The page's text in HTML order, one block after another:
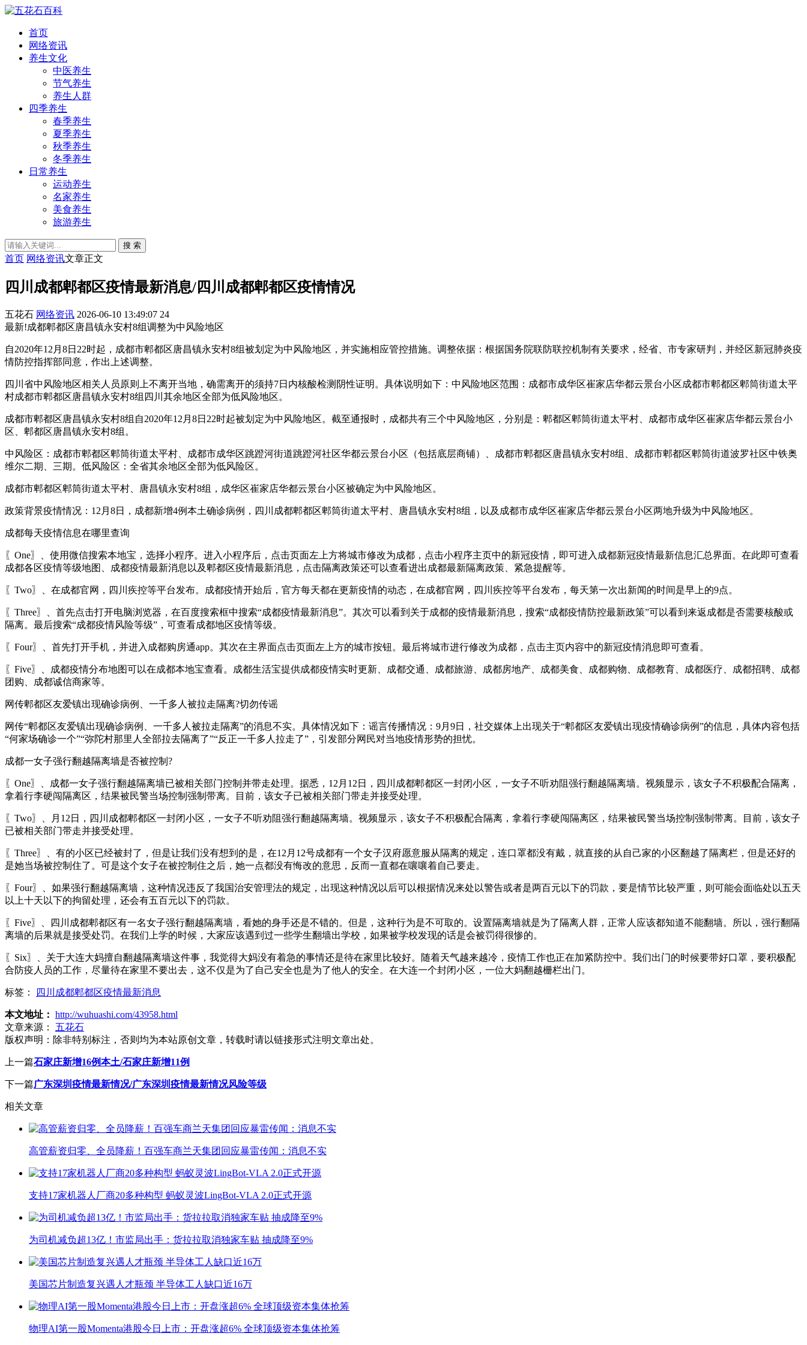
首页
网络资讯
养生文化
中医养生
节气养生
养生人群
四季养生
春季养生
夏季养生
秋季养生
冬季养生
日常养生
运动养生
名家养生
美食养生
旅游养生
搜 索
首页 网络资讯文章正文
四川成都郫都区疫情最新消息/四川成都郫都区疫情情况
五花石 网络资讯 2026-06-10 13:49:07 24
最新!成都郫都区唐昌镇永安村8组调整为中风险地区
自2020年12月8日22时起，成都市郫都区唐昌镇永安村8组被划定为中风险地区，并实施相应管控措施。调整依据：根据国务院联防联控机制有关要求，经省、市专家研判，并经区新冠肺炎疫
情防控指挥部同意，作出上述调整。
四川省中风险地区相关人员原则上不离开当地，确需离开的须持7日内核酸检测阴性证明。具体说明如下：中风险地区范围：成都市成华区崔家店华都云景台小区成都市郫都区郫筒街道太平
村成都市郫都区唐昌镇永安村8组四川其余地区全部为低风险地区。
成都市郫都区唐昌镇永安村8组自2020年12月8日22时起被划定为中风险地区。截至通报时，成都共有三个中风险地区，分别是：郫都区郫筒街道太平村、成都市成华区崔家店华都云景台小
区、郫都区唐昌镇永安村8组。
中风险区：成都市郫都区郫筒街道太平村、成都市成华区跳蹬河街道跳蹬河社区华都云景台小区（包括底层商铺）、成都市郫都区唐昌镇永安村8组、成都市郫都区郫筒街道波罗社区中铁奥
维尔二期、三期。低风险区：全省其余地区全部为低风险区。
成都市郫都区郫筒街道太平村、唐昌镇永安村8组，成华区崔家店华都云景台小区被确定为中风险地区。
政策背景疫情情况：12月8日，成都新增4例本土确诊病例，四川成都郫都区郫筒街道太平村、唐昌镇永安村8组，以及成都市成华区崔家店华都云景台小区两地升级为中风险地区。
成都每天疫情信息在哪里查询
〖One〗、使用微信搜索本地宝，选择小程序。进入小程序后，点击页面左上方将城市修改为成都，点击小程序主页中的新冠疫情，即可进入成都新冠疫情最新信息汇总界面。在此即可查看
成都各区疫情等级地图、成都疫情最新消息以及郫都区疫情最新消息，点击隔离政策还可以查看进出成都最新隔离政策、紧急提醒等。
〖Two〗、在成都官网，四川疾控等平台发布。成都疫情开始后，官方每天都在更新疫情的动态，在成都官网，四川疾控等平台发布，每天第一次出新闻的时间是早上的9点。
〖Three〗、首先点击打开电脑浏览器，在百度搜索框中搜索“成都疫情最新消息”。其次可以看到关于成都的疫情最新消息，搜索“成都疫情防控最新政策”可以看到来返成都是否需要核酸或
隔离。最后搜索“成都疫情风险等级”，可查看成都地区疫情等级。
〖Four〗、首先打开手机，并进入成都购房通app。其次在主界面点击页面左上方的城市按钮。最后将城市进行修改为成都，点击主页内容中的新冠疫情消息即可查看。
〖Five〗、成都疫情分布地图可以在成都本地宝查看。成都生活宝提供成都疫情实时更新、成都交通、成都旅游、成都房地产、成都美食、成都购物、成都教育、成都医疗、成都招聘、成都
团购、成都诚信商家等。
网传郫都区友爱镇出现确诊病例、一千多人被拉走隔离?切勿传谣
网传“郫都区友爱镇出现确诊病例、一千多人被拉走隔离”的消息不实。具体情况如下：谣言传播情况：9月9日，社交媒体上出现关于“郫都区友爱镇出现疫情确诊病例”的信息，具体内容包括
“何家场确诊一个”“弥陀村那里人全部拉去隔离了”“反正一千多人拉走了”，引发部分网民对当地疫情形势的担忧。
成都一女子强行翻越隔离墙是否被控制?
〖One〗、成都一女子强行翻越隔离墙已被相关部门控制并带走处理。据悉，12月12日，四川成都郫都区一封闭小区，一女子不听劝阻强行翻越隔离墙。视频显示，该女子不积极配合隔离，
拿着行李硬闯隔离区，结果被民警当场控制强制带离。目前，该女子已被相关部门带走并接受处理。
〖Two〗、月12日，四川成都郫都区一封闭小区，一女子不听劝阻强行翻越隔离墙。视频显示，该女子不积极配合隔离，拿着行李硬闯隔离区，结果被民警当场控制强制带离。目前，该女子
已被相关部门带走并接受处理。
〖Three〗、有的小区已经被封了，但是让我们没有想到的是，在12月12号成都有一个女子汉府愿意服从隔离的规定，连口罩都没有戴，就直接的从自己家的小区翻越了隔离栏，但是还好的
是她当场被控制住了。可是这个女子在被控制住之后，她一点都没有悔改的意思，反而一直都在嚷嚷着自己要走。
〖Four〗、如果强行翻越隔离墙，这种情况违反了我国治安管理法的规定，出现这种情况以后可以根据情况来处以警告或者是两百元以下的罚款，要是情节比较严重，则可能会面临处以五天
以上十天以下的拘留处理，还会有五百元以下的罚款。
〖Five〗、四川成都郫都区有一名女子强行翻越隔离墙，看她的身手还是不错的。但是，这种行为是不可取的。设置隔离墙就是为了隔离人群，正常人应该都知道不能翻墙。所以，强行翻隔
离墙的后果就是接受处罚。在我们上学的时候，大家应该遇到过一些学生翻墙出学校，如果被学校发现的话是会被罚得很惨的。
〖Six〗、关于大连大妈擅自翻越隔离墙这件事，我觉得大妈没有着急的事情还是待在家里比较好。随着天气越来越冷，疫情工作也正在加紧防控中。我们出门的时候要带好口罩，要积极配
合防疫人员的工作，尽量待在家里不要出去，这不仅是为了自己安全也是为了他人的安全。在大连一个封闭小区，一位大妈翻越栅栏出门。
标签： 四川成都郫都区疫情最新消息
本文地址： http://wuhuashi.com/43958.html
文章来源：
五花石
版权声明： 除非特别标注，否则均为本站原创文章，转载时请以链接形式注明文章出处。
上一篇石家庄新增16例本土/石家庄新增11例
下一篇广东深圳疫情最新情况/广东深圳疫情最新情况风险等级
相关文章
高管薪资归零、全员降薪！百强车商兰天集团回应暴雷传闻：消息不实
支持17家机器人厂商20多种构型 蚂蚁灵波LingBot-VLA 2.0正式开源
为司机减负超13亿！市监局出手：货拉拉取消独家车贴 抽成降至9%
美国芯片制造复兴遇人才瓶颈 半导体工人缺口近16万
物理AI第一股Momenta港股今日上市：开盘涨超6% 全球顶级资本集体抢筹